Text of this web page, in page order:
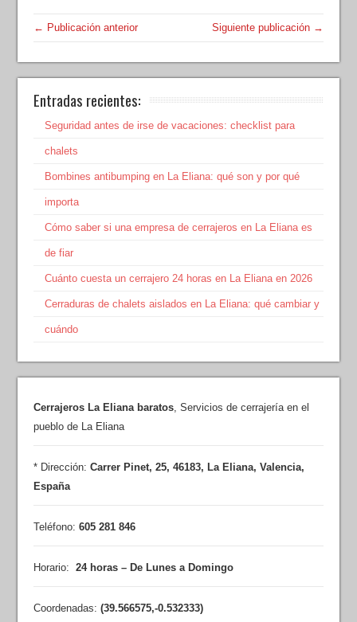
← Publicación anterior Siguiente publicación →
Entradas recientes:
Seguridad antes de irse de vacaciones: checklist para
chalets
Bombines antibumping en La Eliana: qué son y por qué
importa
Cómo saber si una empresa de cerrajeros en La Eliana es
de fiar
Cuánto cuesta un cerrajero 24 horas en La Eliana en 2026
Cerraduras de chalets aislados en La Eliana: qué cambiar y
cuándo
Cerrajeros La Eliana baratos ,Servicios de cerrajería en el
pueblo de La Eliana
* Dirección: Carrer Pinet, 25,46183, La Eliana,Valencia,
España
Teléfono:605 281 846
Horario: 24 horas – De Lunes a Domingo
Coordenadas:(39.566575,-0.532333)